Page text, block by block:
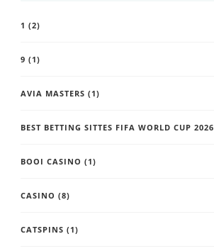
1 (2)
9 (1)
AVIA MASTERS (1)
BEST BETTING SITTES FIFA WORLD CUP 2026
BOOI CASINO (1)
CASINO (8)
CATSPINS (1)